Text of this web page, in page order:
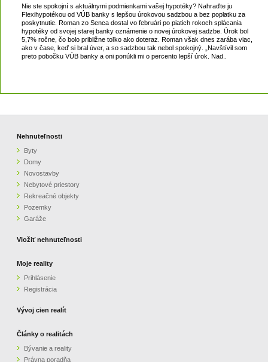
Nie ste spokojní s aktuálnymi podmienkami vašej hypotéky? Nahraďte ju
Flexihypotékou od VÚB banky s lepšou úrokovou sadzbou a bez poplatku za
poskytnutie. Roman zo Senca dostal vo februári po piatich rokoch splácania
hypotéky od svojej starej banky oznámenie o novej úrokovej sadzbe. Úrok bol
5,7% ročne, čo bolo približne toľko ako doteraz. Roman však dnes zarába viac,
ako v čase, keď si bral úver, a so sadzbou tak nebol spokojný. „Navštívil som
preto pobočku VÚB banky a oni ponúkli mi o percento lepší úrok. Nad..
Nehnuteľnosti
Byty
Domy
Novostavby
Nebytové priestory
Rekreačné objekty
Pozemky
Garáže
Vložiť nehnuteľnosti
Moje reality
Prihlásenie
Registrácia
Vývoj cien realít
Články o realitách
Bývanie a reality
Právna poradňa